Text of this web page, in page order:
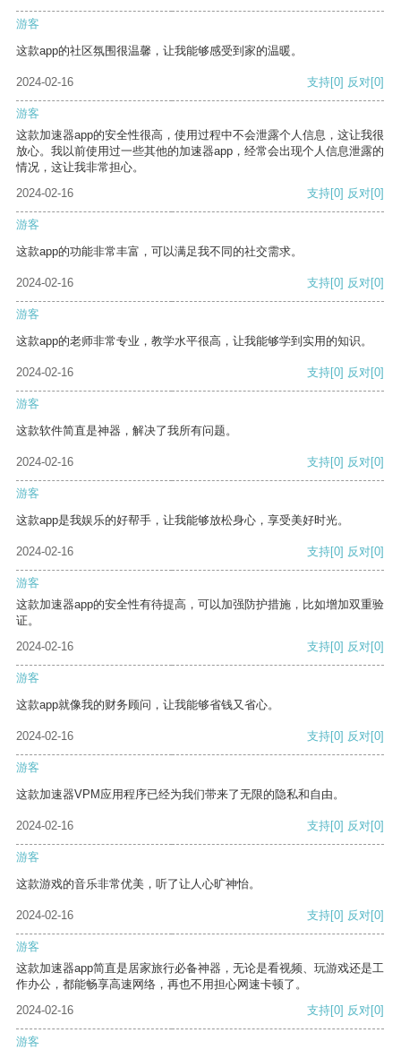
游客
这款app的社区氛围很温馨，让我能够感受到家的温暖。
2024-02-16 支持[0] 反对[0]
游客
这款加速器app的安全性很高，使用过程中不会泄露个人信息，这让我很
放心。我以前使用过一些其他的加速器app，经常会出现个人信息泄露的
情况，这让我非常担心。
2024-02-16
支持[0] 反对[0]
游客
这款app的功能非常丰富，可以满足我不同的社交需求。
2024-02-16 支持[0] 反对[0]
游客
这款app的老师非常专业，教学水平很高，让我能够学到实用的知识。
2024-02-16 支持[0] 反对[0]
游客
这款软件简直是神器，解决了我所有问题。
2024-02-16 支持[0] 反对[0]
游客
这款app是我娱乐的好帮手，让我能够放松身心，享受美好时光。
2024-02-16 支持[0] 反对[0]
游客
这款加速器app的安全性有待提高，可以加强防护措施，比如增加双重验
证。
2024-02-16
支持[0] 反对[0]
游客
这款app就像我的财务顾问，让我能够省钱又省心。
2024-02-16 支持[0] 反对[0]
游客
这款加速器VPM应用程序已经为我们带来了无限的隐私和自由。
2024-02-16 支持[0] 反对[0]
游客
这款游戏的音乐非常优美，听了让人心旷神怡。
2024-02-16 支持[0] 反对[0]
游客
这款加速器app简直是居家旅行必备神器，无论是看视频、玩游戏还是工
作办公，都能畅享高速网络，再也不用担心网速卡顿了。
2024-02-16
支持[0] 反对[0]
游客